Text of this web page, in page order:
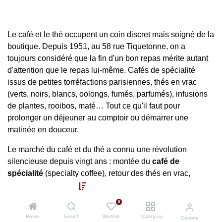
Home Search
0
Wishlist Category Compte
Le café et le thé occupent un coin discret mais soigné de la
boutique. Depuis 1951, au 58 rue Tiquetonne, on a
toujours considéré que la fin d'un bon repas mérite autant
d'attention que le repas lui-même. Cafés de spécialité
issus de petites torréfactions parisiennes, thés en vrac
(verts, noirs, blancs, oolongs, fumés, parfumés), infusions
de plantes, rooibos, maté… Tout ce qu'il faut pour
prolonger un déjeuner au comptoir ou démarrer une
matinée en douceur.
Le marché du café et du thé a connu une révolution
silencieuse depuis vingt ans : montée du café de
spécialité (specialty coffee), retour des thés en vrac,
redécouverte des terroirs (Yunnan, Darjeeling, Wuyi,
Yirgacheffe). On suit le mouvement avec une sélection
resserrée mais exigeante, plutôt qu'un mur de 200